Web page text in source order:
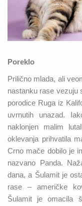
Poreklo
Prilično mlada, ali
nastanku rase vezuju
porodice Ruga iz
uvrnutih unazad.
naklonjen malim
oklevanja prihvatila
Crno mače dobilo je
nazvano Panda.
dana, a Šulamit je
rase – američke
Šulamit je omacila